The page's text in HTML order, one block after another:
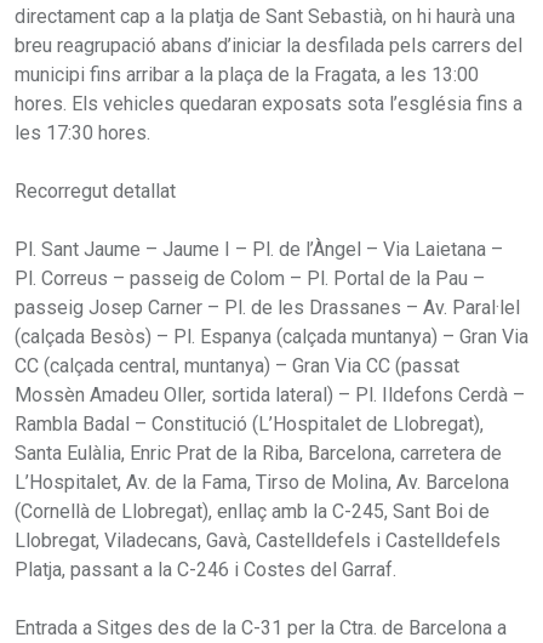
directament cap a la platja de Sant Sebastià, on hi haurà una
breu reagrupació abans d’iniciar la desfilada pels carrers del
municipi fins arribar a la plaça de la Fragata, a les 13:00
hores. Els vehicles quedaran exposats sota l’església fins a
les 17:30 hores.
Recorregut detallat
Pl. Sant Jaume – Jaume I – Pl. de l’Àngel – Via Laietana –
Pl. Correus – passeig de Colom – Pl. Portal de la Pau –
passeig Josep Carner – Pl. de les Drassanes – Av. Paral·lel
(calçada Besòs) – Pl. Espanya (calçada muntanya) – Gran Via
CC (calçada central, muntanya) – Gran Via CC (passat
Mossèn Amadeu Oller, sortida lateral) – Pl. Ildefons Cerdà –
Rambla Badal – Constitució (L’Hospitalet de Llobregat),
Santa Eulàlia, Enric Prat de la Riba, Barcelona, carretera de
L’Hospitalet, Av. de la Fama, Tirso de Molina, Av. Barcelona
(Cornellà de Llobregat), enllaç amb la C-245, Sant Boi de
Llobregat, Viladecans, Gavà, Castelldefels i Castelldefels
Platja, passant a la C-246 i Costes del Garraf.
Entrada a Sitges des de la C-31 per la Ctra. de Barcelona a